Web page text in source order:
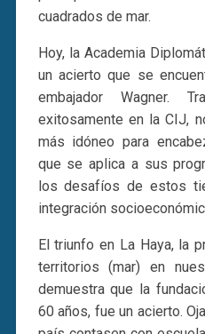
cuadrados de mar.
Hoy, la Academia
un acierto que se
embajador Wagner.
exitosamente en la CIJ,
más idóneo para
que se aplica a sus
los desafíos de estos
integración
El triunfo en La Haya, la
territorios (mar) en
demuestra que la
60 años, fue un acierto.